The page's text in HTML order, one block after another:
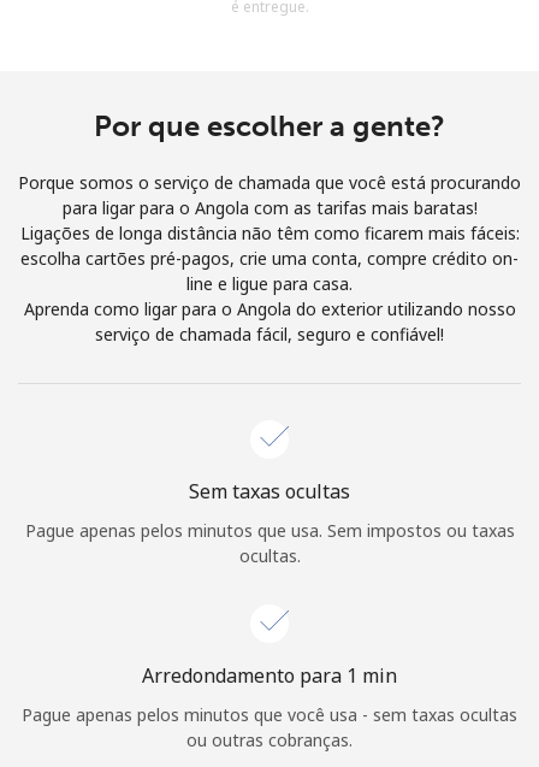
Olá!
Entre ouCADASTRE-SE AGORA →
Login
ou
Continuar com
é entregue.
Por que escolher a gente?
Porque somos o serviço de chamada que você está procurando
para ligar para o Angola com as tarifas mais baratas!
Ligações de longa distância não têm como ficarem mais fáceis:
escolha cartões pré-pagos, crie uma conta, compre crédito on-
line e ligue para casa.
Aprenda como ligar para o Angola do exterior utilizando nosso
serviço de chamada fácil, seguro e confiável!
Sem taxas ocultas
Pague apenas pelos minutos que usa. Sem impostos ou taxas
ocultas.
Arredondamento para 1 min
Pague apenas pelos minutos que você usa - sem taxas ocultas
ou outras cobranças.